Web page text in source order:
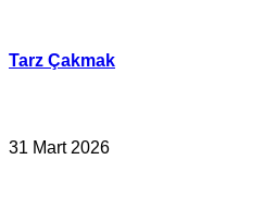
Tarz Çakmak
31 Mart 2026